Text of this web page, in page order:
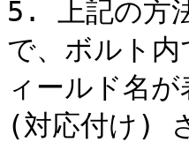
5. 上記の方
で、ボルト
ィールド名
(対応付け)